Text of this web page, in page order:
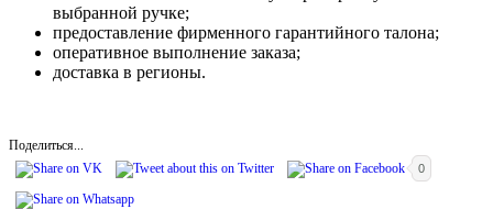
выбранной ручке;
предоставление фирменного гарантийного талона;
оперативное выполнение заказа;
доставка в регионы.
Поделиться...
0